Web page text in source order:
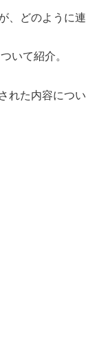
、どのように連
いて紹介。
れた内容につい